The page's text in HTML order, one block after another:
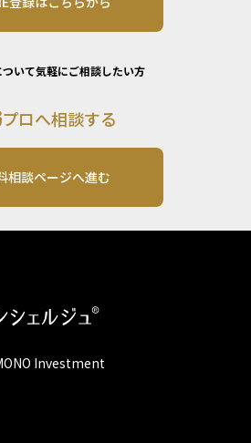
いて気軽にご相談したい方
プロへ相談する
相談ページへ進む
Investment